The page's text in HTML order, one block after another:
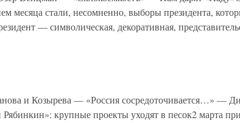
месяца стали, несомненно, выборы президента,
— символическая, декоративная,
и Козырева — «Россия сосредоточивается…» —
крупные проекты уходят в песок2 марта